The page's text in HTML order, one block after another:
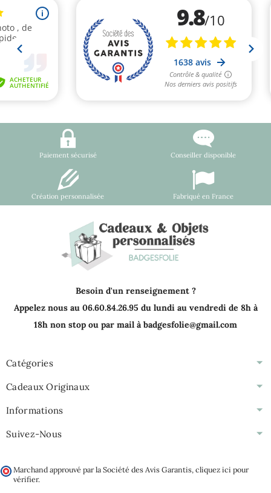
Paiement sécurisé Conseiller disponible
Création personnalisée Fabriqué en France
Besoin d'un renseignement ?
Appelez nous au 06.60.84.26.95 du lundi au vendredi de 8h à
18h non stop ou par mail à badgesfolie@gmail.com
Catégories
Cadeaux Originaux
Informations
Suivez-Nous
Marchand approuvé par la Société des Avis Garantis, cliquez ici pour
vérifier.